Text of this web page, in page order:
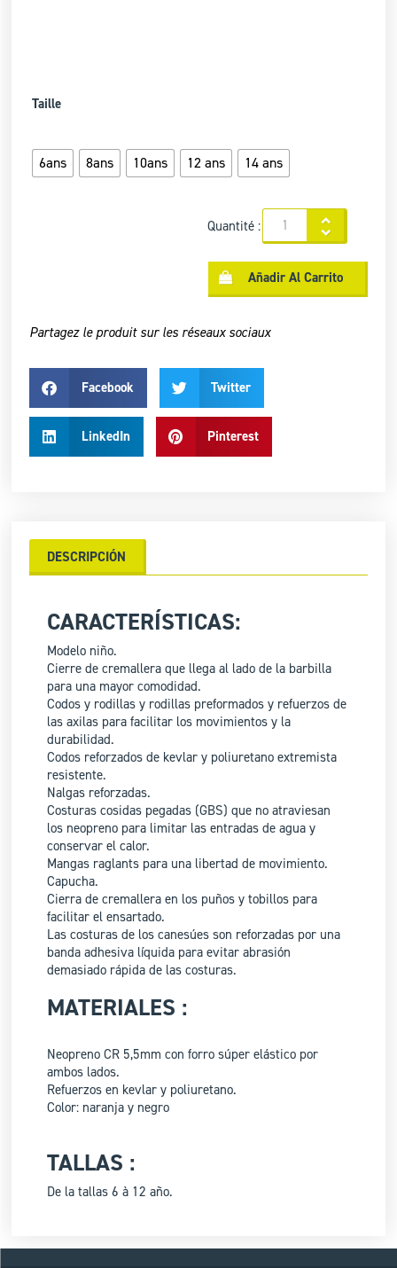
Taille
6ans 8ans 10ans 12 ans 14 ans
Quantité :
Añadir Al Carrito
Partagez le produit sur les réseaux sociaux
Facebook Twitter
LinkedIn Pinterest
DESCRIPCIÓN
CARACTERÍSTICAS:
Modelo niño.
Cierre de cremallera que llega al lado de la barbilla
para una mayor comodidad.
Codos y rodillas y rodillas preformados y refuerzos de
las axilas para facilitar los movimientos y la
durabilidad.
Codos reforzados de kevlar y poliuretano extremista
resistente.
Nalgas reforzadas.
Costuras cosidas pegadas (GBS) que no atraviesan
los neopreno para limitar las entradas de agua y
conservar el calor.
Mangas raglants para una libertad de movimiento.
Capucha.
Cierra de cremallera en los puños y tobillos para
facilitar el ensartado.
Las costuras de los canesúes son reforzadas por una
banda adhesiva líquida para evitar abrasión
demasiado rápida de las costuras.
MATERIALES :
Neopreno CR 5,5mm con forro súper elástico por
ambos lados.
Refuerzos en kevlar y poliuretano.
Color: naranja y negro
TALLAS :
De la tallas 6 à 12 año.